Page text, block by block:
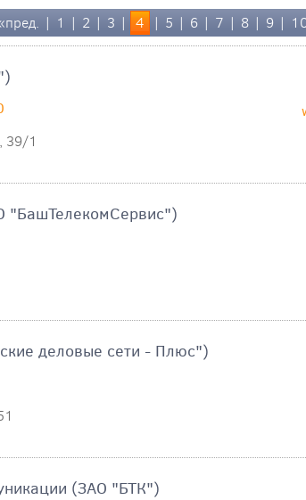
| 1 | 2 | 3 | 4 | 5 | 6 | 7 | 8 | 9 |
39/1
"БашТелекомСервис")
деловые сети - Плюс")
(ЗАО "БТК")